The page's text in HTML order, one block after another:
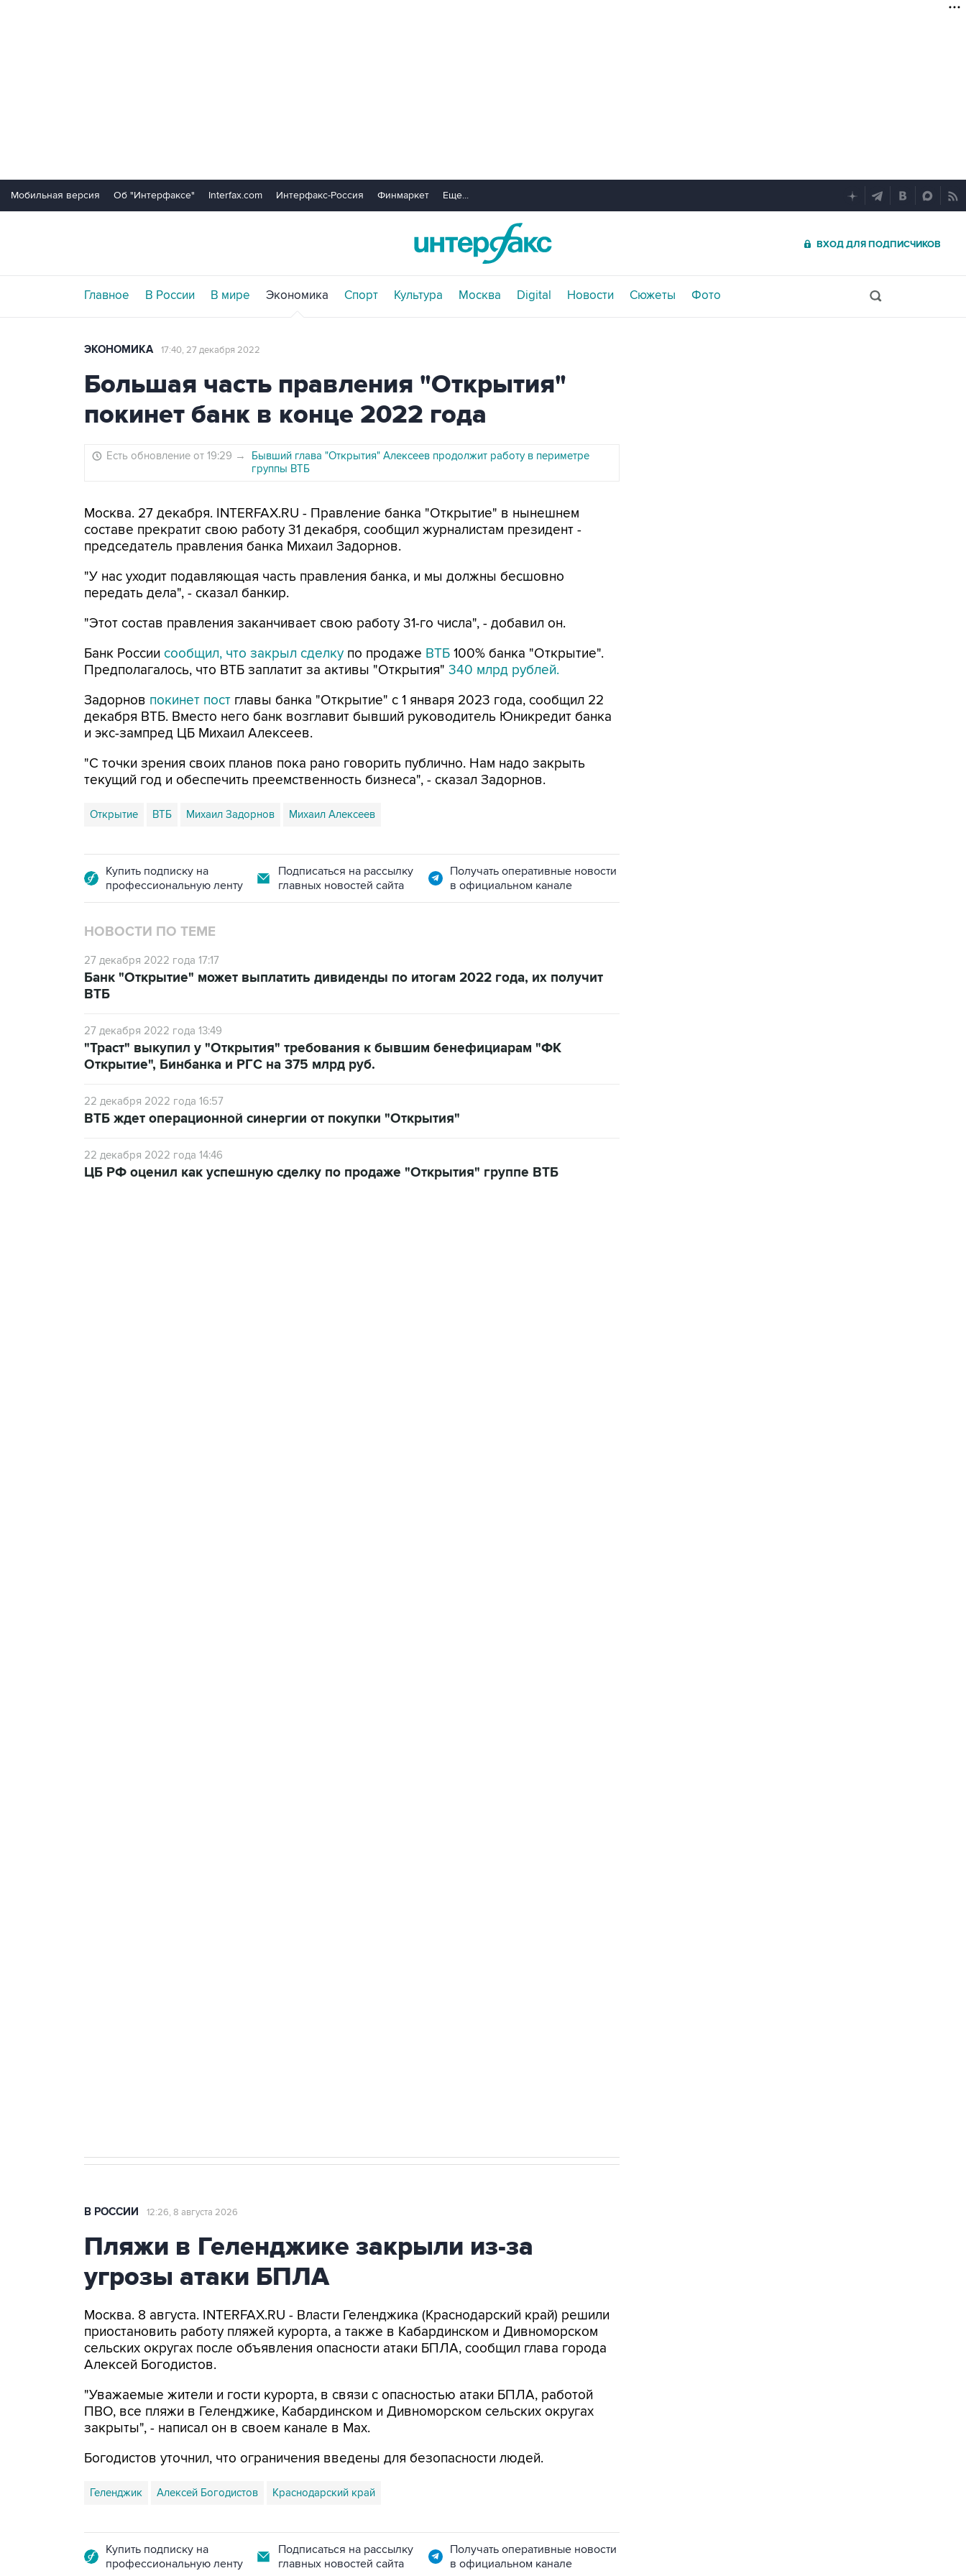
Мобильная версия Об "Интерфаксе" Interfax.com Интерфакс-Россия Финмаркет Еще...
ВХОД ДЛЯ ПОДПИСЧИКОВ
Главное В России В мире Экономика Спорт Культура Москва Digital Новости Сюжеты Фото
ЭКОНОМИКА 17:40, 27 декабря 2022
Большая часть правления "Открытия"
покинет банк в конце 2022 года
Есть обновление от 19:29 →
Бывший глава "Открытия" Алексеев продолжит работу в периметре
группы ВТБ
Москва. 27 декабря. INTERFAX.RU - Правление банка "Открытие" в нынешнем
составе прекратит свою работу 31 декабря, сообщил журналистам президент -
председатель правления банка Михаил Задорнов.
"У нас уходит подавляющая часть правления банка, и мы должны бесшовно
передать дела", - сказал банкир.
"Этот состав правления заканчивает свою работу 31-го числа", - добавил он.
Банк России сообщил, что закрыл сделку по продаже ВТБ 100% банка "Открытие".
Предполагалось, что ВТБ заплатит за активы "Открытия" 340 млрд рублей.
Задорнов покинет пост главы банка "Открытие" с 1 января 2023 года, сообщил 22
декабря ВТБ. Вместо него банк возглавит бывший руководитель Юникредит банка
и экс-зампред ЦБ Михаил Алексеев.
"С точки зрения своих планов пока рано говорить публично. Нам надо закрыть
текущий год и обеспечить преемственность бизнеса", - сказал Задорнов.
Открытие ВТБ Михаил Задорнов Михаил Алексеев
Купить подписку на
профессиональную ленту
Подписаться на рассылку
главных новостей сайта
Получать оперативные новости
в официальном канале
НОВОСТИ ПО ТЕМЕ
27 декабря 2022 года 17:17
Банк "Открытие" может выплатить дивиденды по итогам 2022 года, их получит
ВТБ
27 декабря 2022 года 13:49
"Траст" выкупил у "Открытия" требования к бывшим бенефициарам "ФК
Открытие", Бинбанка и РГС на 375 млрд руб.
22 декабря 2022 года 16:57
ВТБ ждет операционной синергии от покупки "Открытия"
22 декабря 2022 года 14:46
ЦБ РФ оценил как успешную сделку по продаже "Открытия" группе ВТБ
В РОССИИ 12:26, 8 августа 2026
Пляжи в Геленджике закрыли из-за
угрозы атаки БПЛА
Москва. 8 августа. INTERFAX.RU - Власти Геленджика (Краснодарский край) решили
приостановить работу пляжей курорта, а также в Кабардинском и Дивноморском
сельских округах после объявления опасности атаки БПЛА, сообщил глава города
Алексей Богодистов.
"Уважаемые жители и гости курорта, в связи с опасностью атаки БПЛА, работой
ПВО, все пляжи в Геленджике, Кабардинском и Дивноморском сельских округах
закрыты", - написал он в своем канале в Max.
Богодистов уточнил, что ограничения введены для безопасности людей.
Геленджик Алексей Богодистов Краснодарский край
Купить подписку на
профессиональную ленту
Подписаться на рассылку
главных новостей сайта
Получать оперативные новости
в официальном канале